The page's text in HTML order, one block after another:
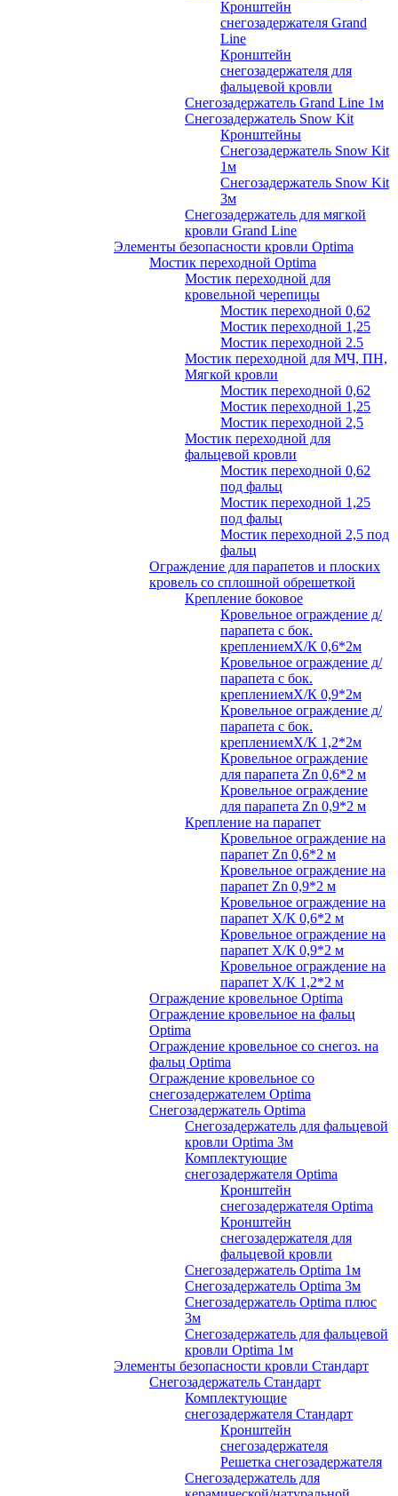
Кронштейн
снегозадержателя Grand
Line
Кронштейн
снегозадержателя для
фальцевой кровли
Снегозадержатель Grand Line 1м
Снегозадержатель Snow Kit
Кронштейны
Снегозадержатель Snow Kit
1м
Снегозадержатель Snow Kit
3м
Снегозадержатель для мягкой
кровли Grand Line
Элементы безопасности кровли Optima
Мостик переходной Optima
Мостик переходной для
кровельной черепицы
Мостик переходной 0,62
Мостик переходной 1,25
Мостик переходной 2.5
Мостик переходной для МЧ, ПН,
Мягкой кровли
Мостик переходной 0,62
Мостик переходной 1,25
Мостик переходной 2,5
Мостик переходной для
фальцевой кровли
Мостик переходной 0,62
под фальц
Мостик переходной 1,25
под фальц
Мостик переходной 2,5 под
фальц
Ограждение для парапетов и плоских
кровель со сплошной обрешеткой
Крепление боковое
Кровельное ограждение д/
парапета с бок.
креплениемХ/К 0,6*2м
Кровельное ограждение д/
парапета с бок.
креплениемХ/К 0,9*2м
Кровельное ограждение д/
парапета с бок.
креплениемХ/К 1,2*2м
Кровельное ограждение
для парапета Zn 0,6*2 м
Кровельное ограждение
для парапета Zn 0,9*2 м
Крепление на парапет
Кровельное ограждение на
парапет Zn 0,6*2 м
Кровельное ограждение на
парапет Zn 0,9*2 м
Кровельное ограждение на
парапет Х/К 0,6*2 м
Кровельное ограждение на
парапет Х/К 0,9*2 м
Кровельное ограждение на
парапет Х/К 1,2*2 м
Ограждение кровельное Optima
Ограждение кровельное на фальц
Optima
Ограждение кровельное со снегоз. на
фальц Optima
Ограждение кровельное со
снегозадержателем Optima
Снегозадержатель Optima
Снегозадержатель для фальцевой
кровли Optima 3м
Комплектующие
снегозадержателя Optima
Кронштейн
снегозадержателя Optima
Кронштейн
снегозадержателя для
фальцевой кровли
Снегозадержатель Optima 1м
Снегозадержатель Optima 3м
Снегозадержатель Optima плюс
3м
Снегозадержатель для фальцевой
кровли Optima 1м
Элементы безопасности кровли Стандарт
Снегозадержатель Стандарт
Комплектующие
снегозадержателя Стандарт
Кронштейн
снегозадержателя
Решетка снегозадержателя
Снегозадержатель для